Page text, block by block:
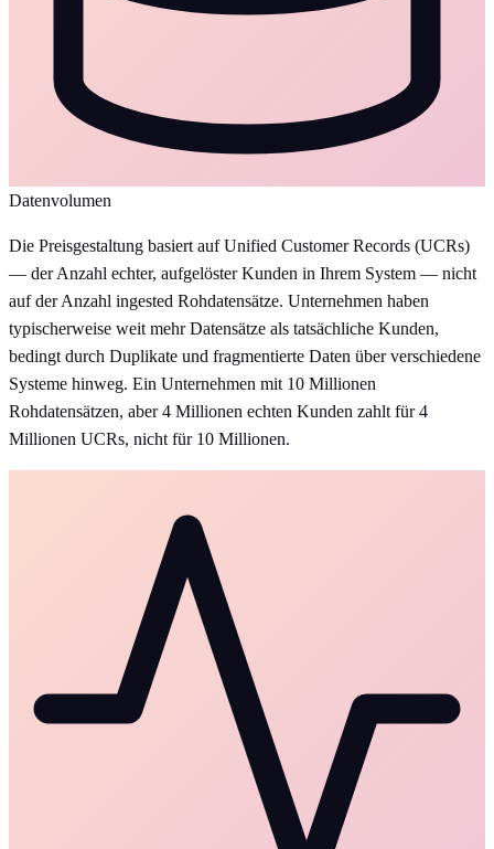
Datenvolumen
Die Preisgestaltung basiert auf Unified Customer Records (UCRs)
— der Anzahl echter, aufgelöster Kunden in Ihrem System — nicht
auf der Anzahl ingested Rohdatensätze. Unternehmen haben
typischerweise weit mehr Datensätze als tatsächliche Kunden,
bedingt durch Duplikate und fragmentierte Daten über verschiedene
Systeme hinweg. Ein Unternehmen mit 10 Millionen
Rohdatensätzen, aber 4 Millionen echten Kunden zahlt für 4
Millionen UCRs, nicht für 10 Millionen.